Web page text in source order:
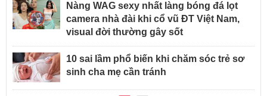
Nàng WAG sexy nhất làng bóng đá lọt
camera nhà đài khi cổ vũ ĐT Việt Nam,
visual đời thường gây sốt
10 sai lầm phổ biến khi chăm sóc trẻ sơ
sinh cha mẹ cần tránh